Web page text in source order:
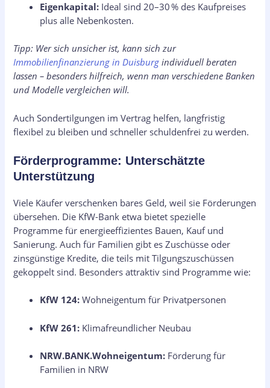
Eigenkapital: Ideal sind 20–30 % des Kaufpreises
plus alle Nebenkosten.
Tipp: Wer sich unsicher ist, kann sich zur
Immobilienfinanzierung in Duisburg individuell beraten
lassen – besonders hilfreich, wenn man verschiedene Banken
und Modelle vergleichen will.
Auch Sondertilgungen im Vertrag helfen, langfristig
flexibel zu bleiben und schneller schuldenfrei zu werden.
Förderprogramme: Unterschätzte
Unterstützung
Viele Käufer verschenken bares Geld, weil sie Förderungen
übersehen. Die KfW-Bank etwa bietet spezielle
Programme für energieeffizientes Bauen, Kauf und
Sanierung. Auch für Familien gibt es Zuschüsse oder
zinsgünstige Kredite, die teils mit Tilgungszuschüssen
gekoppelt sind. Besonders attraktiv sind Programme wie:
KfW 124: Wohneigentum für Privatpersonen
KfW 261: Klimafreundlicher Neubau
NRW.BANK.Wohneigentum: Förderung für
Familien in NRW